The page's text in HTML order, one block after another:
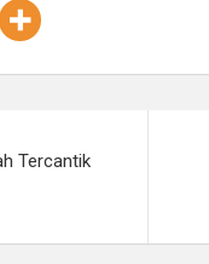
Tercantik